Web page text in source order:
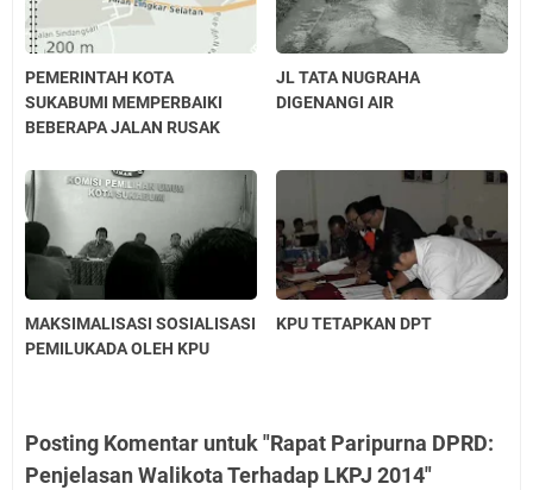
PEMERINTAH KOTA
SUKABUMI MEMPERBAIKI
BEBERAPA JALAN RUSAK
JL TATA NUGRAHA
DIGENANGI AIR
MAKSIMALISASI SOSIALISASI
PEMILUKADA OLEH KPU
KPU TETAPKAN DPT
Posting Komentar untuk "Rapat Paripurna DPRD:
Penjelasan Walikota Terhadap LKPJ 2014"